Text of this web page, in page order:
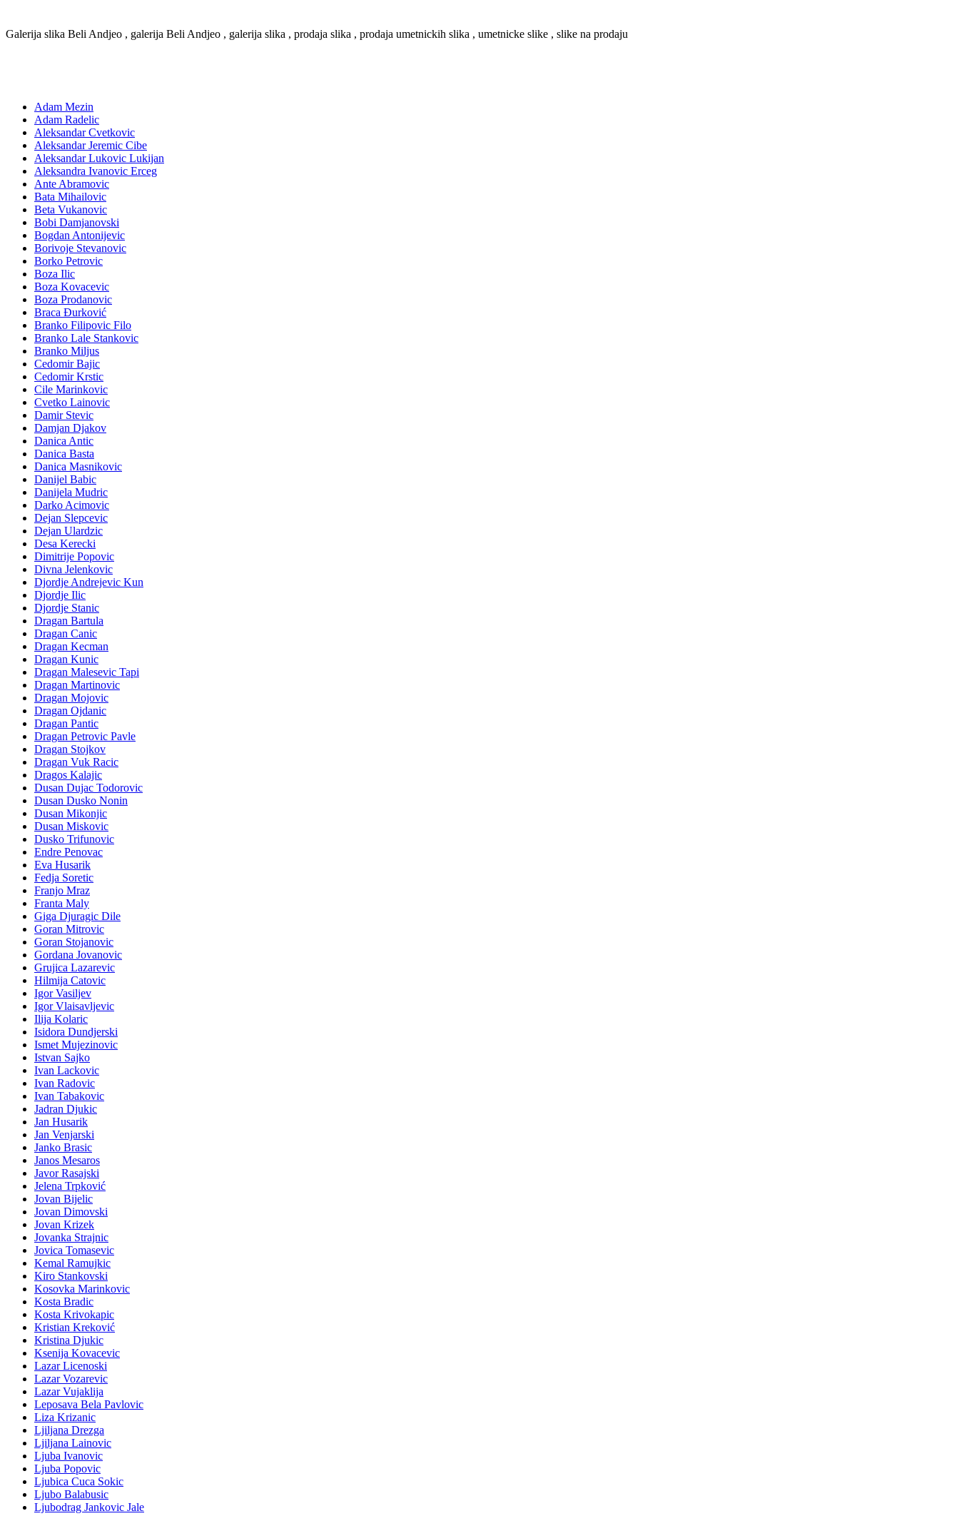
Galerija slika Beli Andjeo , galerija Beli Andjeo , galerija slika , prodaja slika , prodaja umetnickih slika , umetnicke slike , slike na prodaju
Adam Mezin
Adam Radelic
Aleksandar Cvetkovic
Aleksandar Jeremic Cibe
Aleksandar Lukovic Lukijan
Aleksandra Ivanovic Erceg
Ante Abramovic
Bata Mihailovic
Beta Vukanovic
Bobi Damjanovski
Bogdan Antonijevic
Borivoje Stevanovic
Borko Petrovic
Boza Ilic
Boza Kovacevic
Boza Prodanovic
Braca Đurković
Branko Filipovic Filo
Branko Lale Stankovic
Branko Miljus
Cedomir Bajic
Cedomir Krstic
Cile Marinkovic
Cvetko Lainovic
Damir Stevic
Damjan Djakov
Danica Antic
Danica Basta
Danica Masnikovic
Danijel Babic
Danijela Mudric
Darko Acimovic
Dejan Slepcevic
Dejan Ulardzic
Desa Kerecki
Dimitrije Popovic
Divna Jelenkovic
Djordje Andrejevic Kun
Djordje Ilic
Djordje Stanic
Dragan Bartula
Dragan Canic
Dragan Kecman
Dragan Kunic
Dragan Malesevic Tapi
Dragan Martinovic
Dragan Mojovic
Dragan Ojdanic
Dragan Pantic
Dragan Petrovic Pavle
Dragan Stojkov
Dragan Vuk Racic
Dragos Kalajic
Dusan Dujac Todorovic
Dusan Dusko Nonin
Dusan Mikonjic
Dusan Miskovic
Dusko Trifunovic
Endre Penovac
Eva Husarik
Fedja Soretic
Franjo Mraz
Franta Maly
Giga Djuragic Dile
Goran Mitrovic
Goran Stojanovic
Gordana Jovanovic
Grujica Lazarevic
Hilmija Catovic
Igor Vasiljev
Igor Vlaisavljevic
Ilija Kolaric
Isidora Dundjerski
Ismet Mujezinovic
Istvan Sajko
Ivan Lackovic
Ivan Radovic
Ivan Tabakovic
Jadran Djukic
Jan Husarik
Jan Venjarski
Janko Brasic
Janos Mesaros
Javor Rasajski
Jelena Trpković
Jovan Bijelic
Jovan Dimovski
Jovan Krizek
Jovanka Strajnic
Jovica Tomasevic
Kemal Ramujkic
Kiro Stankovski
Kosovka Marinkovic
Kosta Bradic
Kosta Krivokapic
Kristian Kreković
Kristina Djukic
Ksenija Kovacevic
Lazar Licenoski
Lazar Vozarevic
Lazar Vujaklija
Leposava Bela Pavlovic
Liza Krizanic
Ljiljana Drezga
Ljiljana Lainovic
Ljuba Ivanovic
Ljuba Popovic
Ljubica Cuca Sokic
Ljubo Balabusic
Ljubodrag Jankovic Jale